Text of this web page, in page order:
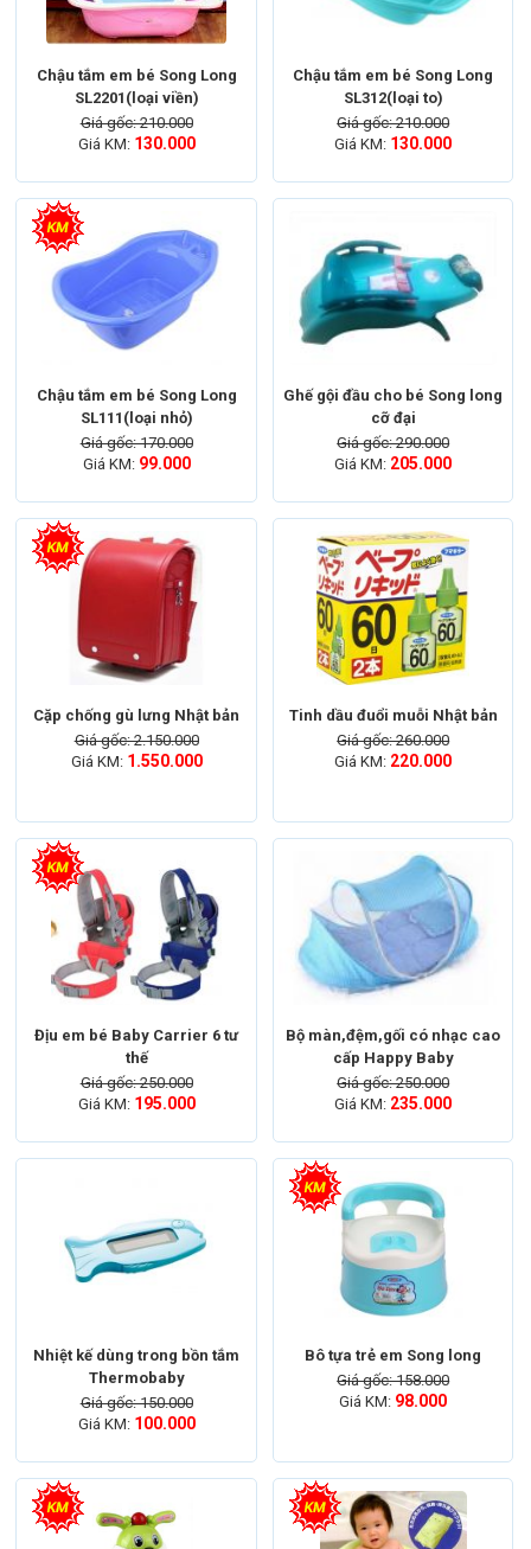
Chậu tắm em bé Song Long
SL2201(loại viền)
Giá gốc: 210.000
Giá KM: 130.000
Chậu tắm em bé Song Long
SL312(loại to)
Giá gốc: 210.000
Giá KM: 130.000
Chậu tắm em bé Song Long
SL111(loại nhỏ)
Giá gốc: 170.000
Giá KM: 99.000
Ghế gội đầu cho bé Song long
cỡ đại
Giá gốc: 290.000
Giá KM: 205.000
Cặp chống gù lưng Nhật bản
Giá gốc: 2.150.000
Giá KM: 1.550.000
Tinh dầu đuổi muỗi Nhật bản
Giá gốc: 260.000
Giá KM: 220.000
Địu em bé Baby Carrier 6 tư
thế
Giá gốc: 250.000
Giá KM: 195.000
Bộ màn,đệm,gối có nhạc cao
cấp Happy Baby
Giá gốc: 250.000
Giá KM: 235.000
Nhiệt kế dùng trong bồn tắm
Thermobaby
Giá gốc: 150.000
Giá KM: 100.000
Bô tựa trẻ em Song long
Giá gốc: 158.000
Giá KM: 98.000